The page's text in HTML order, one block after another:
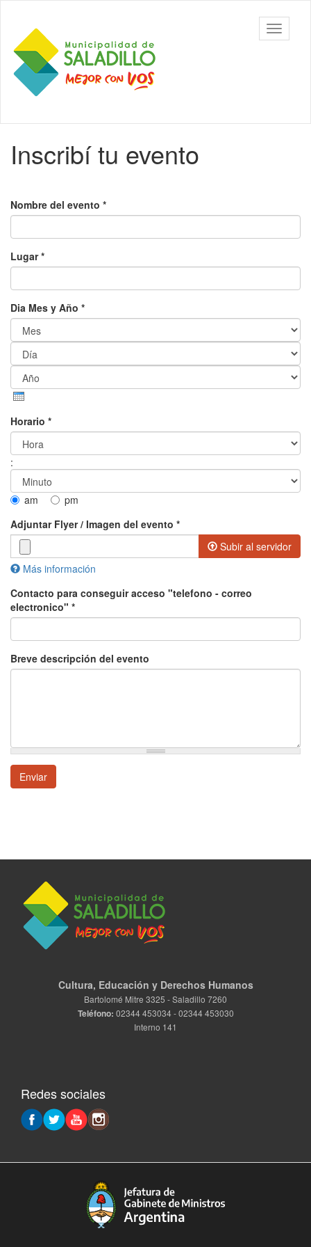
CEDH.
Secretaría
de
Cultura,
Educación
Humanos
barra
Contenido
principal
Inscribí tu evento
Nombre del evento *
Lugar*
Dia Mes y Año *
Mes
Día
Año
Horario *
Hora
:
Minuto
am
pm
Adjuntar Flyer / Imagen del evento *
Subir al servidor
Más información
Los archivos deben ser menores que
Tipos de archivo permitidos: gif jpg jpeg png.
Contacto para conseguir acceso "telefono - correo
electronico" *
Breve descripción del evento
Enviar
Cultura, Educación y Derechos Humanos
Bartolomé Mitre 3325 - Saladillo 7260
Teléfono: 02344 453034 - 02344 453030
Interno 141
Redes sociales